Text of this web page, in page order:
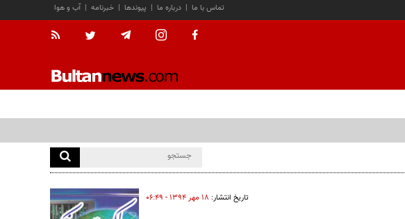
آب و هوا | خبرنامه | پیوندها | درباره ما | تماس با ما
تاریخ انتشار: ۱۸ مهر ۱۳۹۴ - ۰۶:۴۹